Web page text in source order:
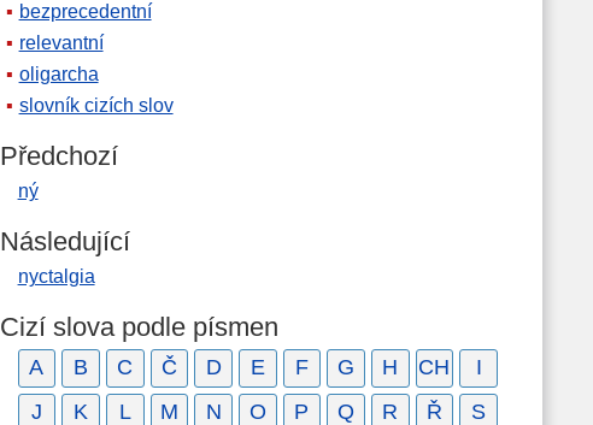
bezprecedentní
relevantní
oligarcha
slovník cizích slov
Předchozí
ný
Následující
nyctalgia
Cizí slova podle písmen
A B C Č D E F G H CH
I
J
K L M N O P Q R Ř
S